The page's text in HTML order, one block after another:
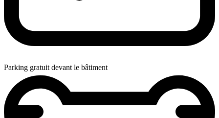
Parking gratuit devant le bâtiment